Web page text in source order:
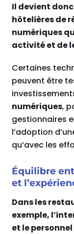
Il devient
hôtelières de
numériques
activité et de
Certaines
peuvent être
numériques,
gestionnaires
l’adoption
qu’avec les
Équilibre
et
Dans les
exemple,
et le